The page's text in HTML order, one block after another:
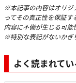
※本記事の内容はオリジ
ってその真正性を保証
内容に不備が生じる可能
※特別な表記がないかぎ
よく読まれて